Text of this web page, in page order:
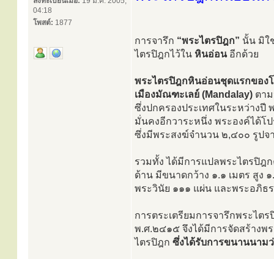
04:18
โพสต์: 1877
การจารึก “พระไตรปิฎก” นั้น มิใ
ไตรปิฎกไว้ใน หินอ่อนอีกด้วย
พระไตรปิฎกหินอ่อนชุดแรกของ
เมืองมัณฑะเลย์ (Mandalay) ตา
ซึ่งปกครองประเทศในระหว่าง
มั่นคงอีกวาระหนึ่ง พระองค์ได้โ
ซึ่งมีพระสงฆ์จำนวน ๒,๔๐๐ รูปจ
รวมทั้ง ได้มีการแปลพระไตรปิฎ
ด้าน มีขนาดกว้าง ๑.๑ เมตร สูง
พระวินัย ๑๑๑ แผ่น และพระอภิ
การตระเตรียมการจารึกพระไ
พ.ศ.๒๔๑๕ จึงได้มีการจัดสร้างพ
ไตรปิฎก ซึ่งได้รับการขนานนาม